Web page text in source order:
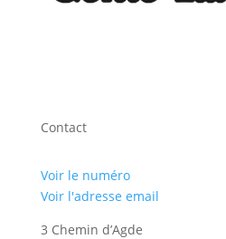
Contact
Voir le numéro
Voir l'adresse email
3 Chemin d’Agde